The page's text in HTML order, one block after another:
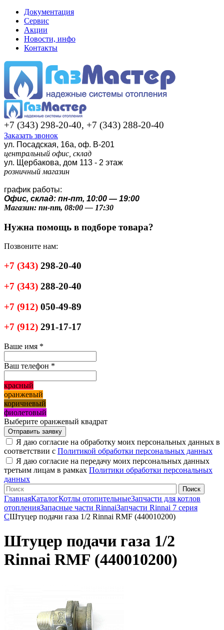
Документация
Сервис
Акции
Новости, инфо
Контакты
+7 (343) 298-20-40, +7 (343) 288-20-40
Заказать звонок
ул. Посадская, 16а, оф. В-201
центральный офис, склад
ул. Щербакова, дом 113 - 2 этаж
розничный магазин
график работы:
Офис, склад: пн-пт, 10:00 — 19:00
Магазин: пн-пт, 08:00 — 17:30
Нужна помощь в подборе товара?
Позвоните нам:
+7 (343) 298-20-40
+7 (343) 288-20-40
+7 (912) 050-49-89
+7 (912) 291-17-17
Ваше имя *
Ваш телефон *
красный
оранжевый
коричневый
фиолетовый
Выберите оранжевый квадрат
Я даю согласие на обработку моих персональных данных в
соответствии с Политикой обработки персональных данных
Я даю согласие на передачу моих персональных данных
третьим лицам в рамках Политики обработки персональных
данных
ГлавнаяКаталогКотлы отопительныеЗапчасти для котлов
отопленияЗапасные части RinnaiЗапчасти Rinnai 7 серия
CШтуцер подачи газа 1/2 Rinnai RMF (440010200)
Штуцер подачи газа 1/2
Rinnai RMF (440010200)